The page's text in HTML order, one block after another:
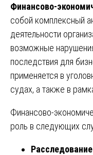
Финансово-
собой комплексный
деятельности
возможные
последствия для
применяется в
судах, а также в
Финансово-
роль в следующих